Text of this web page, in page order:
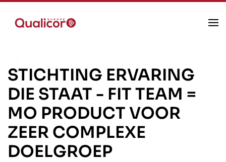
Skip to main content
STICHTING ERVARING
DIE STAAT - FIT TEAM =
MO PRODUCT VOOR
ZEER COMPLEXE
DOELGROEP